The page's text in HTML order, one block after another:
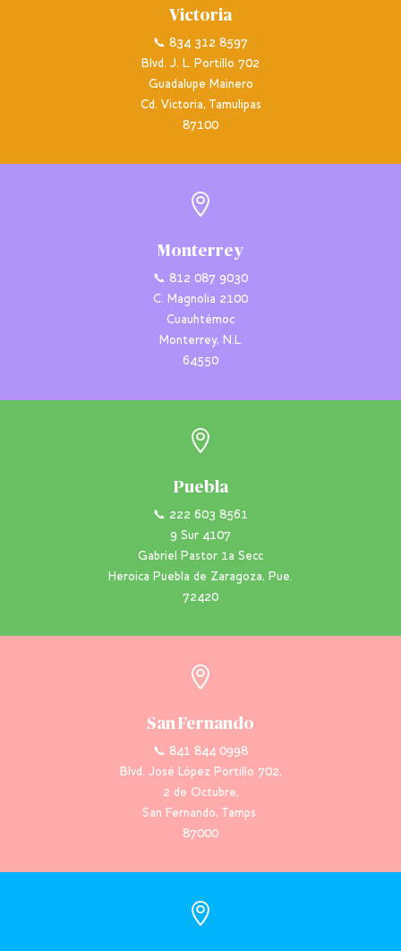
Victoria
📞 834 312 8597
Blvd. J. L. Portillo 702
Guadalupe Mainero
Cd. Victoria, Tamulipas
87100

Monterrey
📞 812 087 9030
C. Magnolia 2100
Cuauhtémoc
Monterrey, N.L.
64550

Puebla
📞 222 603 8561
9 Sur 4107
Gabriel Pastor 1a Secc
Heroica Puebla de Zaragoza, Pue.
72420

San Fernando
📞 841 844 0998
Blvd. José López Portillo 702,
2 de Octubre,
San Fernando, Tamps.
87000
